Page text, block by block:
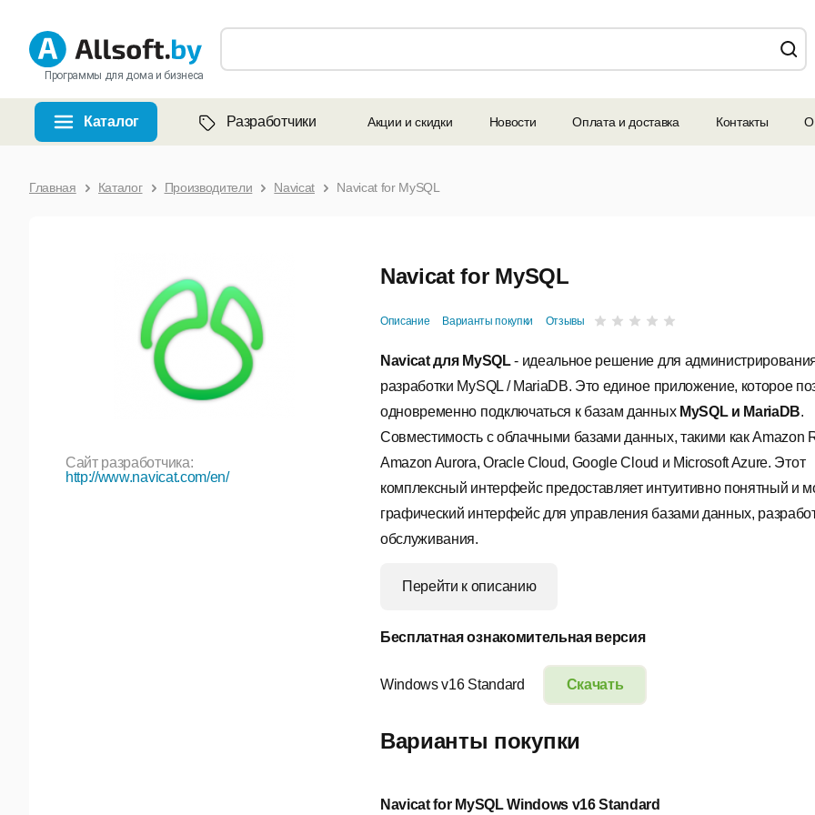
Программы для дома и бизнеса
Каталог Разработчики Акции и скидки Новости Оплата и доставка Контакты О
Главная Каталог Производители Navicat Navicat for MySQL
Navicat for MySQL
Описание Варианты покупки Отзывы
Сайт разработчика:
http://www.navicat.com/en/
Navicat для MySQL - идеальное решение для
разработки MySQL / MariaDB. Это единое приложение, которое
одновременно подключаться к базам данных MySQL и MariaDB.
Совместимость с облачными базами данных, такими как Amazon
Amazon Aurora, Oracle Cloud, Google Cloud и Microsoft Azure. Этот
комплексный интерфейс предоставляет интуитивно понятный и
графический интерфейс для управления базами данных,
обслуживания.
Перейти к описанию
Бесплатная ознакомительная версия
Скачать
Windows v16 Standard
Варианты покупки
Navicat for MySQL Windows v16 Standard